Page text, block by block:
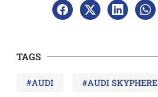
TAGS
#AUDI #AUDI SKYPHERE